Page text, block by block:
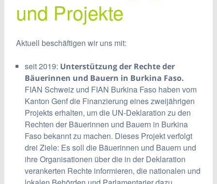
und Projekte
Aktuell beschäftigen wir uns mit:
seit 2019: Unterstützung der Rechte der
Bäuerinnen und Bauern in Burkina Faso.
FIAN Schweiz und FIAN Burkina Faso haben vom
Kanton Genf die Finanzierung eines zweijährigen
Projekts erhalten, um die UN-Deklaration zu den
Rechten der Bäuerinnen und Bauern in Burkina
Faso bekannt zu machen. Dieses Projekt verfolgt
drei Ziele: Es soll die Bäuerinnen und Bauern und
ihre Organisationen über die in der Deklaration
verankerten Rechte informieren, die nationalen und